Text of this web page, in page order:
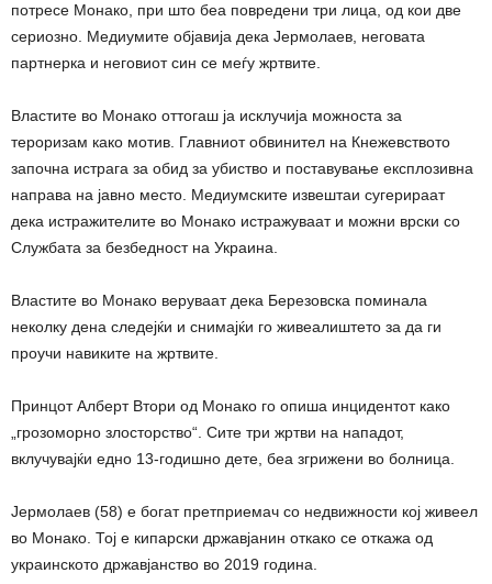
потресе Монако, при што беа повредени три лица, од кои две
сериозно. Медиумите објавија дека Јермолаев, неговата
партнерка и неговиот син се меѓу жртвите.
Властите во Монако оттогаш ја исклучија можноста за
тероризам како мотив. Главниот обвинител на Кнежевството
започна истрага за обид за убиство и поставување експлозивна
направа на јавно место. Медиумските извештаи сугерираат
дека истражителите во Монако истражуваат и можни врски со
Службата за безбедност на Украина.
Властите во Монако веруваат дека Березовска поминала
неколку дена следејќи и снимајќи го живеалиштето за да ги
проучи навиките на жртвите.
Принцот Алберт Втори од Монако го опиша инцидентот како
„грозоморно злосторство“. Сите три жртви на нападот,
вклучувајќи едно 13-годишно дете, беа згрижени во болница.
Јермолаев (58) е богат претприемач со недвижности кој живеел
во Монако. Тој е кипарски државјанин откако се откажа од
украинското државјанство во 2019 година.